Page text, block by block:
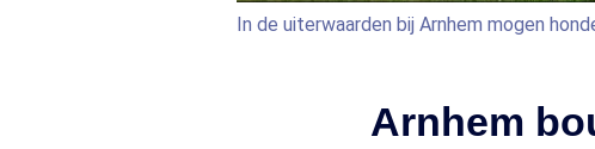
In de uiterwaarden bij Arnhem mogen
Arnhem